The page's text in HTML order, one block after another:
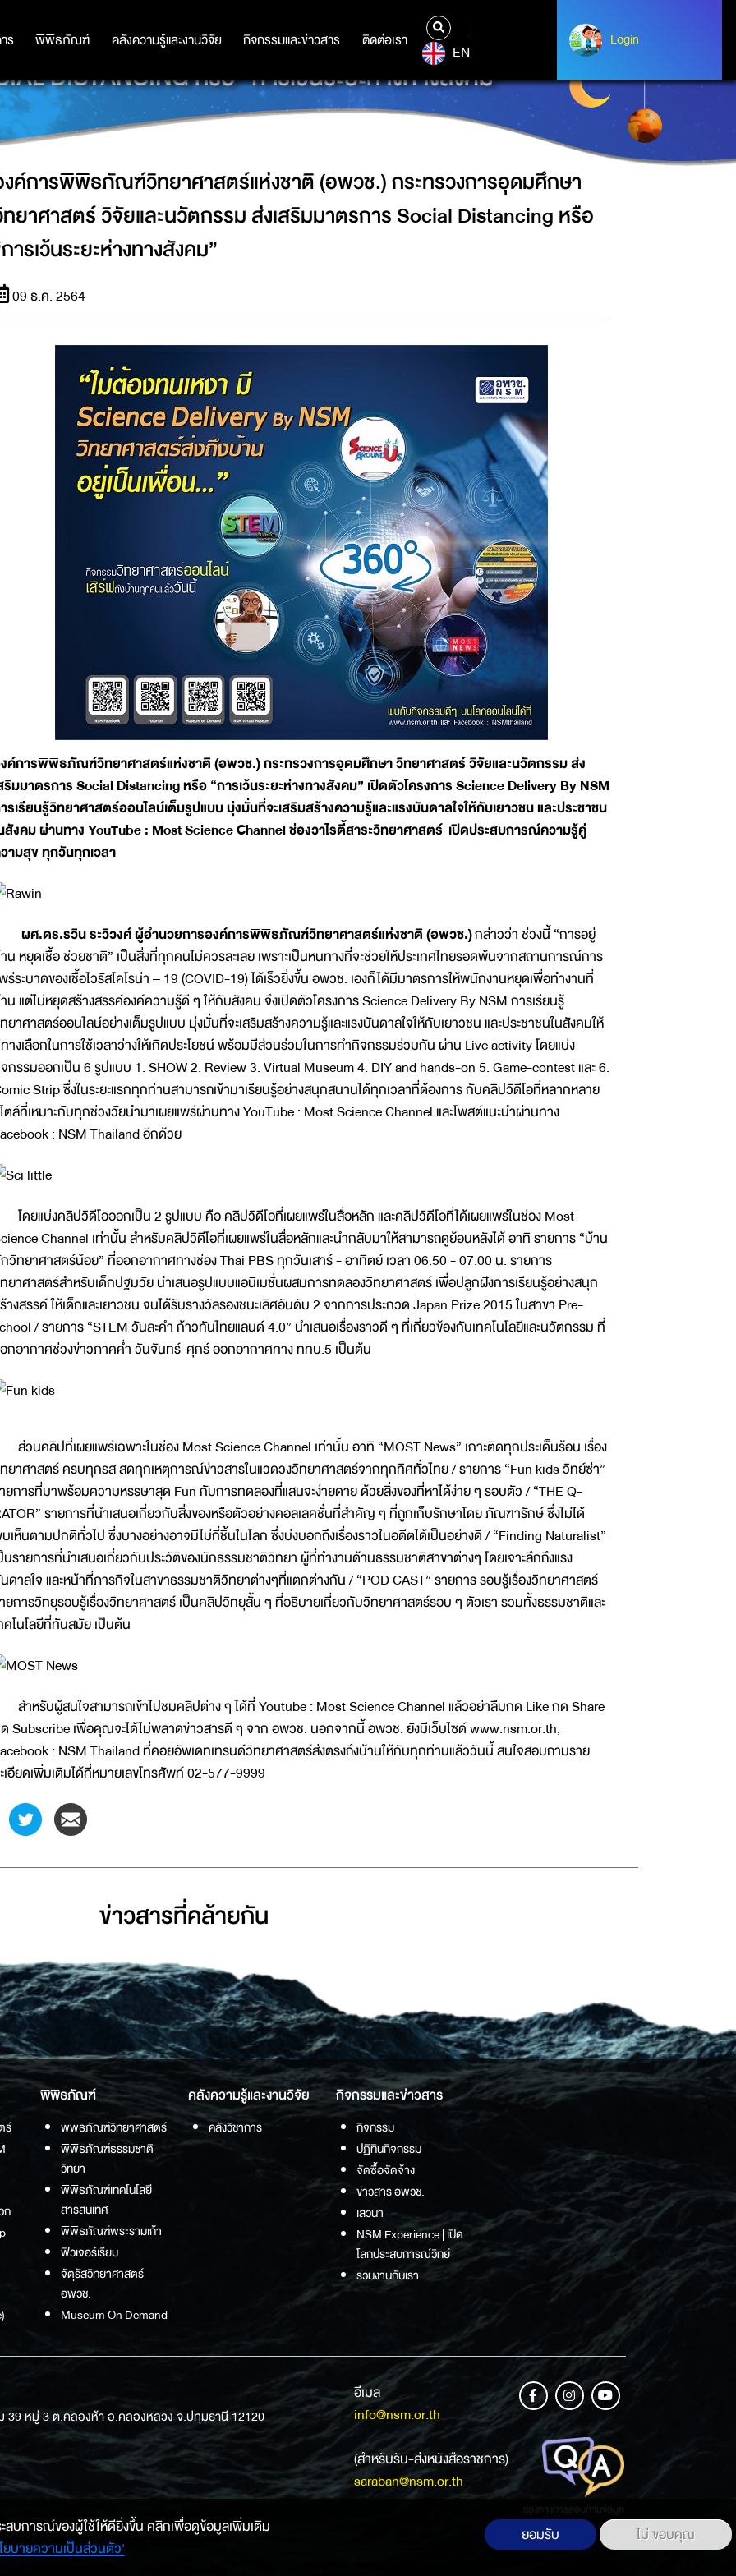
ร พิพิธภัณฑ์ คลังความรู้และงานวิจัย กิจกรรมและข่าวสาร ติดต่อเรา
ร พิพิธภัณฑ์ คลังความรู้และงานวิจัย กิจกรรมและข่าวสาร ติดต่อเรา
EN
Login
Login
(อพวช.) กระทรวงการอุดมศึกษา วิทยาศาสตร์ วิจัยและนวัตกรรม ส่งเสริม
DISTANCING หรือ “การเว้นระยะห่างทางสังคม”
ค์การพิพิธภัณฑ์วิทยาศาสตร์แห่งชาติ (อพวช.) กระทรวงการอุดมศึกษา
ยาศาสตร์ วิจัยและนวัตกรรม ส่งเสริมมาตรการ Social Distancing หรือ
ารเว้นระยะห่างทางสังคม”
09 ธ.ค. 2564
ค์การพิพิธภัณฑ์วิทยาศาสตร์แห่งชาติ (อพวช.) กระทรวงการอุดมศึกษา วิทยาศาสตร์ วิจัยและนวัตกรรม ส่ง
ริมมาตรการ Social Distancing หรือ “การเว้นระยะห่างทางสังคม” เปิดตัวโครงการ Science Delivery By NSM
รเรียนรู้วิทยาศาสตร์ออนไลน์เต็มรูปแบบ มุ่งมั่นที่จะเสริมสร้างความรู้และแรงบันดาลใจให้กับเยาวชน และประชาชน
สังคม ผ่านทาง YouTube : Most Science Channel ช่องวาไรตี้สาระวิทยาศาสตร์ เปิดประสบการณ์ความรู้คู่
ามสุข ทุกวันทุกเวลา
ผศ.ดร.รวิน ระวิวงศ์ ผู้อำนวยการองค์การพิพิธภัณฑ์วิทยาศาสตร์แห่งชาติ (อพวช.)กล่าวว่า ช่วงนี้ “การอยู่
น หยุดเชื้อ ช่วยชาติ” เป็นสิ่งที่ทุกคนไม่ควรละเลย เพราะเป็นหนทางที่จะช่วยให้ประเทศไทยรอดพ้นจากสถานการณ์การ
ร่ระบาดของเชื้อไวรัสโคโรน่า – 19 (COVID-19) ได้เร็วยิ่งขึ้น อพวช. เองก็ได้มีมาตรการให้พนักงานหยุดเพื่อทำงานที่
น แต่ไม่หยุดสร้างสรรค์องค์ความรู้ดี ๆ ให้กับสังคม จึงเปิดตัวโครงการ Science Delivery By NSM การเรียนรู้
ยาศาสตร์ออนไลน์อย่างเต็มรูปแบบ มุ่งมั่นที่จะเสริมสร้างความรู้และแรงบันดาลใจให้กับเยาวชน และประชาชนในสังคมให้
างเลือกในการใช้เวลาว่างให้เกิดประโยชน์ พร้อมมีส่วนร่วมในการทำกิจกรรมร่วมกัน ผ่าน Live activity โดยแบ่ง
กรรมออกเป็น 6 รูปแบบ 1. SHOW 2. Review 3. Virtual Museum 4. DIY and hands-on 5. Game-contest และ 6.
Strip ซึ่งในระยะแรกทุกท่านสามารถเข้ามาเรียนรู้อย่างสนุกสนานได้ทุกเวลาที่ต้องการ กับคลิปวิดีโอที่หลากหลาย
ตล์ที่เหมาะกับทุกช่วงวัยนำมาเผยแพร่ผ่านทาง YouTube : Most Science Channel และโพสต์แนะนำผ่านทาง
: NSM Thailand อีกด้วย
โดยแบ่งคลิปวิดีโอออกเป็น 2 รูปแบบ คือ คลิปวิดีโอที่เผยแพร่ในสื่อหลัก และคลิปวิดีโอที่ได้เผยแพร่ในช่อง Most
Channel เท่านั้น สำหรับคลิปวิดีโอที่เผยแพร่ในสื่อหลักและนำกลับมาให้สามารถดูย้อนหลังได้ อาทิ รายการ “บ้าน
วิทยาศาสตร์น้อย” ที่ออกอากาศทางช่อง Thai PBS ทุกวันเสาร์ - อาทิตย์ เวลา 06.50 - 07.00 น. รายการ
ยาศาสตร์สำหรับเด็กปฐมวัย นำเสนอรูปแบบแอนิเมชั่นผสมการทดลองวิทยาศาสตร์ เพื่อปลูกฝังการเรียนรู้อย่างสนุก
างสรรค์ ให้เด็กและเยาวชน จนได้รับรางวัลรองชนะเลิศอันดับ 2 จากการประกวด Japan Prize 2015 ในสาขา Pre-
/ รายการ “STEM วันละคำ ก้าวทันไทยแลนด์ 4.0” นำเสนอเรื่องราวดี ๆ ที่เกี่ยวข้องกับเทคโนโลยีและนวัตกรรม ที่
กอากาศช่วงข่าวภาคค่ำ วันจันทร์-ศุกร์ ออกอากาศทาง ททบ.5 เป็นต้น
ส่วนคลิปที่เผยแพร่เฉพาะในช่อง Most Science Channel เท่านั้น อาทิ “MOST News” เกาะติดทุกประเด็นร้อน เรื่อง
ยาศาสตร์ ครบทุกรส สดทุกเหตุการณ์ข่าวสารในแวดวงวิทยาศาสตร์จากทุกทิศทั่วไทย / รายการ “Fun kids วิทย์ซ่า”
ยการที่มาพร้อมความหรรษาสุด Fun กับการทดลองที่แสนจะง่ายดาย ด้วยสิ่งของที่หาได้ง่าย ๆ รอบตัว / “THE Q-
รายการที่นำเสนอเกี่ยวกับสิ่งของหรือตัวอย่างคอลเลคชั่นที่สำคัญ ๆ ที่ถูกเก็บรักษาโดย ภัณฑารักษ์ ซึ่งไม่ได้
เห็นตามปกติทั่วไป ซึ่งบางอย่างอาจมีไม่กี่ชิ้นในโลก ซึ่งบ่งบอกถึงเรื่องราวในอดีตได้เป็นอย่างดี / “Finding Naturalist”
นรายการที่นำเสนอเกี่ยวกับประวัติของนักธรรมชาติวิทยา ผู้ที่ทำงานด้านธรรมชาติสาขาต่างๆ โดยเจาะลึกถึงแรง
ดาลใจ และหน้าที่ภารกิจในสาขาธรรมชาติวิทยาต่างๆที่แตกต่างกัน / “POD CAST” รายการ รอบรู้เรื่องวิทยาศาสตร์
ยการวิทยุรอบรู้เรื่องวิทยาศาสตร์ เป็นคลิปวิทยุสั้น ๆ ที่อธิบายเกี่ยวกับวิทยาศาสตร์รอบ ๆ ตัวเรา รวมทั้งธรรมชาติและ
คโนโลยีที่ทันสมัย เป็นต้น
สำหรับผู้สนใจสามารถเข้าไปชมคลิปต่าง ๆ ได้ที่ Youtube : Most Science Channel แล้วอย่าลืมกด Like กด Share
Subscribe เพื่อคุณจะได้ไม่พลาดข่าวสารดี ๆ จาก อพวช. นอกจากนี้ อพวช. ยังมีเว็บไซด์ www.nsm.or.th,
: NSM Thailand ที่คอยอัพเดทเทรนด์วิทยาศาสตร์ส่งตรงถึงบ้านให้กับทุกท่านแล้ววันนี้ สนใจสอบถามราย
เอียดเพิ่มเติมได้ที่หมายเลขโทรศัพท์ 02-577-9999
ข่าวสารที่่คล้ายกัน
ร์
ก
พิพิธภัณฑ์
พิพิธภัณฑ์วิทยาศาสตร์
พิพิธภัณฑ์ธรรมชาติ
วิทยา
พิพิธภัณฑ์เทคโนโลยี
สารสนเทศ
พิพิธภัณฑ์พระรามเก้า
ฟิวเจอร์เรียม
จัตุรัสวิทยาศาสตร์
อพวช.
Museum On Demand
คลังความรู้และงานวิจัย
คลังวิชาการ
กิจกรรมและข่าวสาร
กิจกรรม
ปฏิทินกิจกรรม
จัดซื้อจัดจ้าง
ข่าวสาร อพวช.
เสวนา
NSM Experience | เปิด
โลกประสบการณ์วิทย์
ร่วมงานกับเรา
39 หมู่ 3 ต.คลองห้า อ.คลองหลวง จ.ปทุมธานี 12120
อีเมล
info@nsm.or.th
(สำหรับรับ-ส่งหนังสือราชการ)
saraban@nsm.or.th
ช่องทางการสอบถามข้อมูล
สบการณ์ของผู้ใช้ให้ดียิ่งขึ้น คลิกเพื่อดูข้อมูลเพิ่มเติม
ยบายความเป็นส่วนตัว'
ยอมรับ ไม่ ขอบคุณ